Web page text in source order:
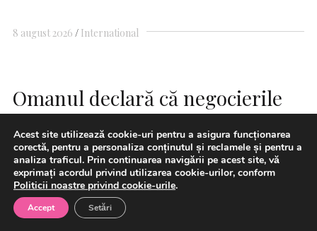
8 august 2026 International
Omanul declară că negocierile
cu Iranul privind Strâmtoarea
Ormuz sunt pozitive
Acest site utilizează cookie-uri pentru a asigura funcționarea
corectă, pentru a personaliza conținutul și reclamele și pentru a
analiza traficul. Prin continuarea navigării pe acest site, vă
exprimați acordul privind utilizarea cookie-urilor, conform
Politicii noastre privind cookie-urile.
Accept Setări